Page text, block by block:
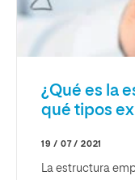
¿Qué es la
qué tipos
19 / 07 / 2021
La estructura